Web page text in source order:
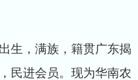
生，满族，籍贯广东揭
民进会员。现为华南农